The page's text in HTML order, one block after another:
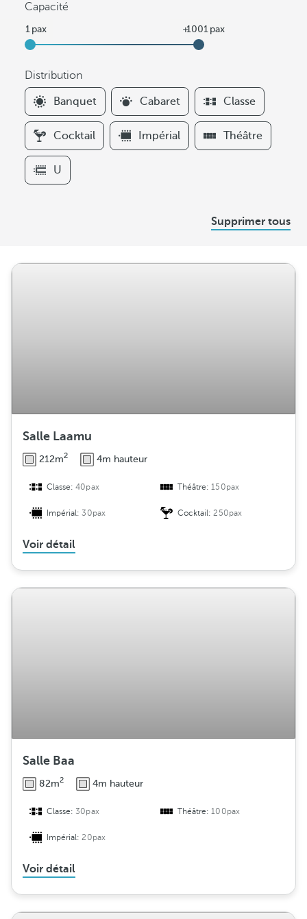
Capacité
Distribution
F
i
l
t
e
r
Banquet Cabaret Classe
Cocktail Impérial Théâtre
U
Supprimer tous
Salle Laamu
212m2 4m hauteur
Classe:40pax Théâtre:150pax
Impérial:30pax Cocktail:250pax
Voir détail
Salle Baa
82m2 4m hauteur
Classe:30pax Théâtre:100pax
Impérial:20pax
Voir détail